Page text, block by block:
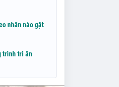
nhân nào gặt
trình tri ân